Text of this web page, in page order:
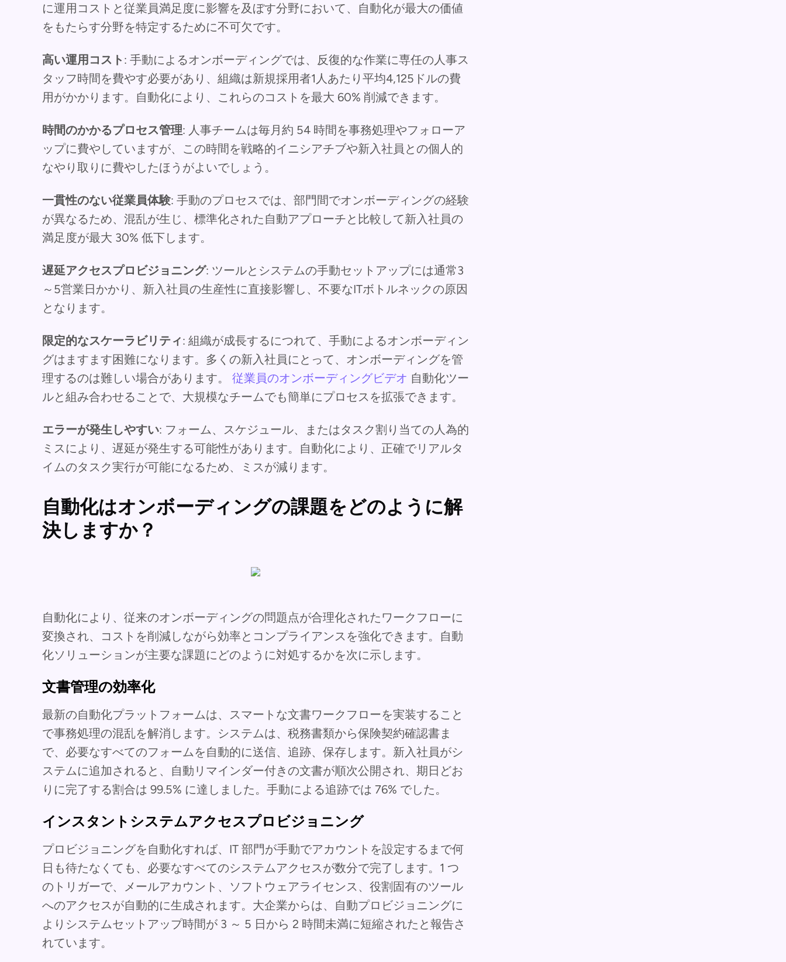
に運用コストと従業員満足度に影響を及ぼす分野において、自動化が最大の価値
をもたらす分野を特定するために不可欠です。
高い運用コスト : 手動によるオンボーディングでは、反復的な作業に専任の人事ス
タッフ時間を費やす必要があり、組織は新規採用者1人あたり平均4,125ドルの費
用がかかります。自動化により、これらのコストを最大 60% 削減できます。
時間のかかるプロセス管理: 人事チームは毎月約 54 時間を事務処理やフォローア
ップに費やしていますが、この時間を戦略的イニシアチブや新入社員との個人的
なやり取りに費やしたほうがよいでしょう。
一貫性のない従業員体験: 手動のプロセスでは、部門間でオンボーディングの経験
が異なるため、混乱が生じ、標準化された自動アプローチと比較して新入社員の
満足度が最大 30% 低下します。
遅延アクセスプロビジョニング: ツールとシステムの手動セットアップには通常3
～5営業日かかり、新入社員の生産性に直接影響し、不要なITボトルネックの原因
となります。
限定的なスケーラビリティ: 組織が成長するにつれて、手動によるオンボーディン
グはますます困難になります。多くの新入社員にとって、オンボーディングを管
理するのは難しい場合があります。 従業員のオンボーディングビデオ 自動化ツー
ルと組み合わせることで、大規模なチームでも簡単にプロセスを拡張できます。
エラーが発生しやすい: フォーム、スケジュール、またはタスク割り当ての人為的
ミスにより、遅延が発生する可能性があります。自動化により、正確でリアルタ
イムのタスク実行が可能になるため、ミスが減ります。
自動化はオンボーディングの課題をどのように解
決しますか？
自動化により、従来のオンボーディングの問題点が合理化されたワークフローに
変換され、コストを削減しながら効率とコンプライアンスを強化できます。自動
化ソリューションが主要な課題にどのように対処するかを次に示します。
文書管理の効率化
最新の自動化プラットフォームは、スマートな文書ワークフローを実装すること
で事務処理の混乱を解消します。システムは、税務書類から保険契約確認書ま
で、必要なすべてのフォームを自動的に送信、追跡、保存します。新入社員がシ
ステムに追加されると、自動リマインダー付きの文書が順次公開され、期日どお
りに完了する割合は 99.5% に達しました。手動による追跡では 76% でした。
インスタントシステムアクセスプロビジョニング
プロビジョニングを自動化すれば、IT 部門が手動でアカウントを設定するまで何
日も待たなくても、必要なすべてのシステムアクセスが数分で完了します。1 つ
のトリガーで、メールアカウント、ソフトウェアライセンス、役割固有のツール
へのアクセスが自動的に生成されます。大企業からは、自動プロビジョニングに
よりシステムセットアップ時間が 3 ～ 5 日から 2 時間未満に短縮されたと報告さ
れています。